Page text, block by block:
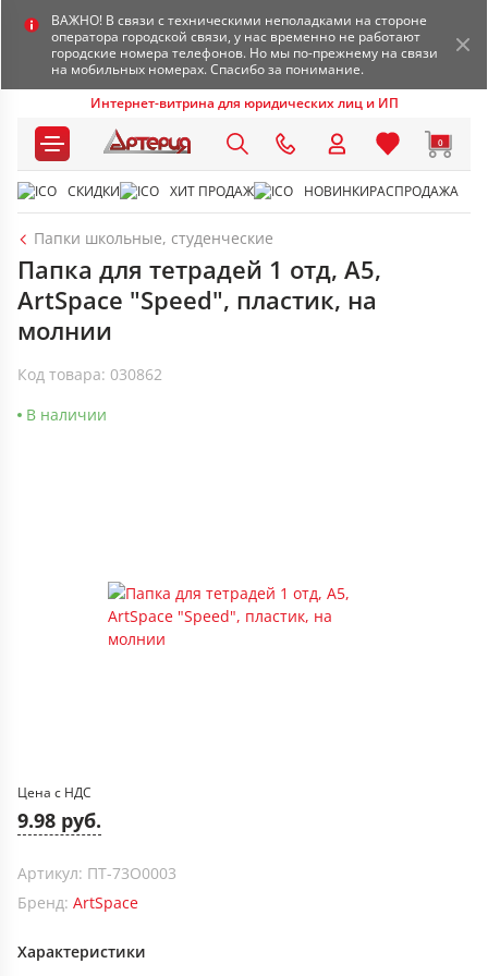
ВАЖНО! В связи с техническими неполадками на стороне
оператора городской связи, у нас временно не работают
городские номера телефонов. Но мы по-прежнему на связи
на мобильных номерах. Спасибо за понимание.
Интернет-витрина для юридических лиц и ИП
0
СКИДКИ ХИТ ПРОДАЖ НОВИНКИРАСПРОДАЖА
Папки школьные, студенческие
Папка для тетрадей 1 отд, А5,
ArtSpace "Speed", пластик, на
молнии
Код товара: 030862
В наличии
Цена с НДС
9.98 руб.
Артикул: ПТ-73О0003
Бренд: ArtSpace
Характеристики